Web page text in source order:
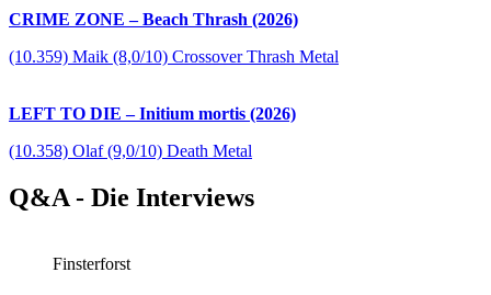
CRIME ZONE – Beach Thrash (2026)
(10.359) Maik (8,0/10) Crossover Thrash Metal
LEFT TO DIE – Initium mortis (2026)
(10.358) Olaf (9,0/10) Death Metal
Q&A - Die Interviews
Finsterforst